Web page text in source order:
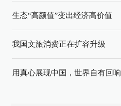
生态“高颜值”变出经济高价值
我国文旅消费正在扩容升级
用真心展现中国，世界自有回响